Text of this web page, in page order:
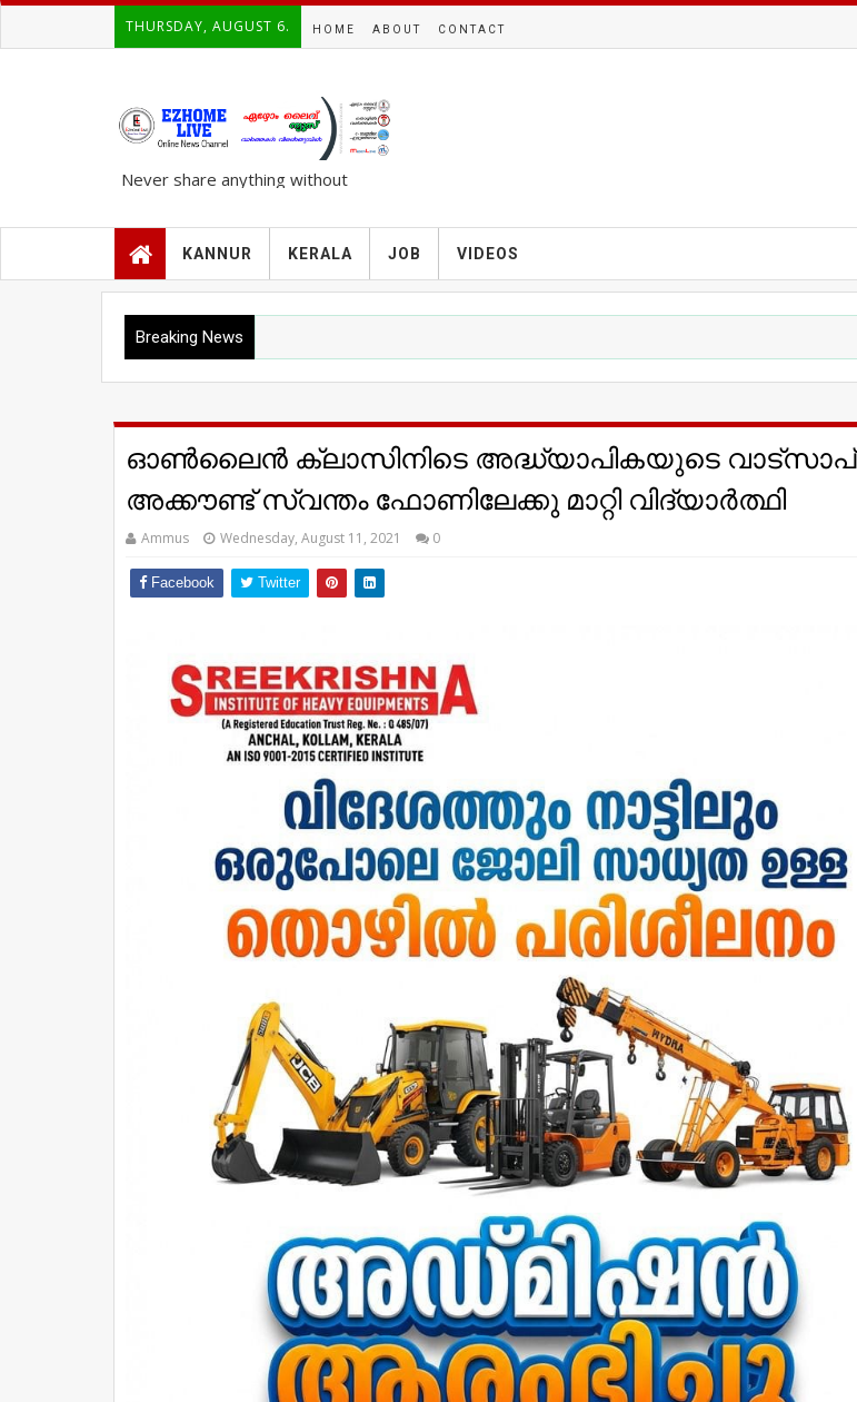
THURSDAY, AUGUST 6. HOME ABOUT CONTACT
Never share anything without
KANNUR KERALA JOB VIDEOS
Breaking News
ഓണ്‍ലൈന്‍ ക്ലാസിനിടെ അദ്ധ്യാപികയുടെ വാട്‌സാപ്
അക്കൗണ്ട് സ്വന്തം ഫോണിലേക്കു മാറ്റി വിദ്യാര്‍ത്ഥി
Ammus Wednesday, August 11, 2021 0
Facebook Twitter